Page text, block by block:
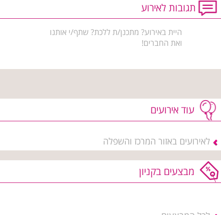
תגובות לאירוע
היית באירוע? מתכנן/ת ללכת? שתף/י אותנו
ואת החברים!
עוד אירועים
לאירועים באזור המרכז והשפלה
מבצעים בקניון